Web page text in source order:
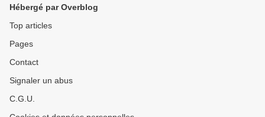
Hébergé par Overblog
Top articles
Pages
Contact
Signaler un abus
C.G.U.